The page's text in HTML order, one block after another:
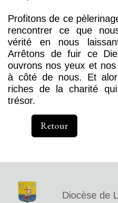
Profitons de ce
rencontrer ce que
vérité en nous
Arrêtons de fuir ce
ouvrons nos yeux et
à côté de nous. Et
riches de la charité
trésor.
Retour
Diocèse de